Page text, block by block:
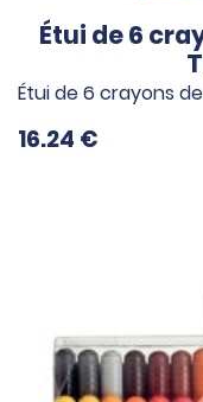
Étui de 6
Étui de 6 crayons
16.24 €